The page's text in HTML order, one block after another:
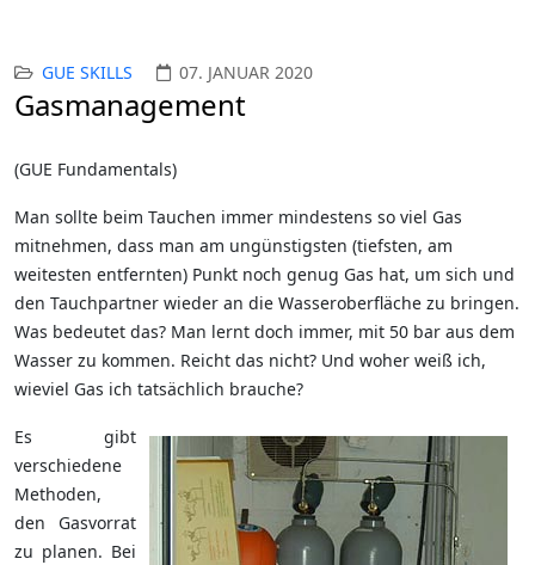
GUE SKILLS 07. JANUAR 2020
Gasmanagement
(GUE Fundamentals)
Man sollte beim Tauchen immer mindestens so viel Gas
mitnehmen, dass man am ungünstigsten (tiefsten, am
weitesten entfernten) Punkt noch genug Gas hat, um sich und
den Tauchpartner wieder an die Wasseroberfläche zu bringen.
Was bedeutet das? Man lernt doch immer, mit 50 bar aus dem
Wasser zu kommen. Reicht das nicht? Und woher weiß ich,
wieviel Gas ich tatsächlich brauche?
Es gibt
verschiedene
Methoden,
den Gasvorrat
zu planen. Bei